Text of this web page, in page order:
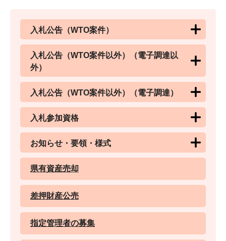
入札公告（WTO案件）
入札公告（WTO案件以外）（電子調達以
外）
入札公告（WTO案件以外）（電子調達）
入札参加資格
お知らせ・要領・様式
県有資産売却
差押財産公売
指定管理者の募集